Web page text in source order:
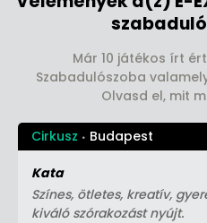
Már 10 játékos írt
Szabadulószoba
Olvasd el, mit
Cirkusz Budapest
Kata
Színes, ötletes, kreatív,
kiváló szórakozást nyújt.